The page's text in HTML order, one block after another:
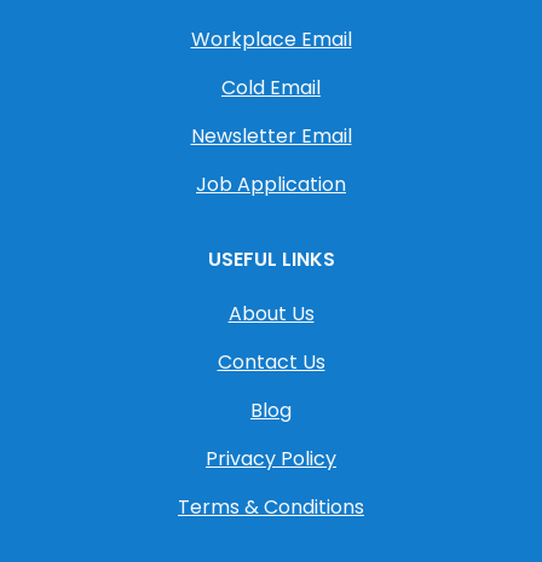
Workplace Email
Cold Email
Newsletter Email
Job Application
USEFUL LINKS
About Us
Contact Us
Blog
Privacy Policy
Terms & Conditions